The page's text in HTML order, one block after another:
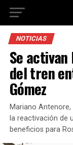
NOTICIAS
Se
del tren
Gómez
Mariano Antenore,
la reactivación de
beneficios para